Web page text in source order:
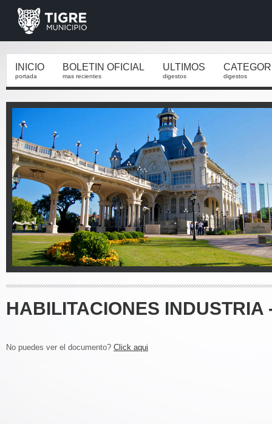
INICIO
portada
BOLETIN OFICIAL
mas recientes
ULTIMOS
digestos digestos
HABILITACIONES INDUSTRIA
No puedes ver el documento? Click aqui